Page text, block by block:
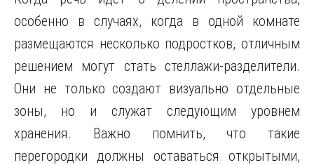
особенно в случаях, когда в одной комнате
размещаются несколько подростков, отличным
решением могут стать стеллажи-разделители.
Они не только создают визуально отдельные
зоны, но и служат следующим уровнем
хранения. Важно помнить, что такие
перегородки должны оставаться открытыми,